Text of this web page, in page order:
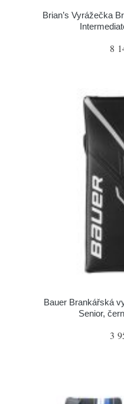
Brian’s Vyrážečka
8
Bauer Brankářská
Senior,
3